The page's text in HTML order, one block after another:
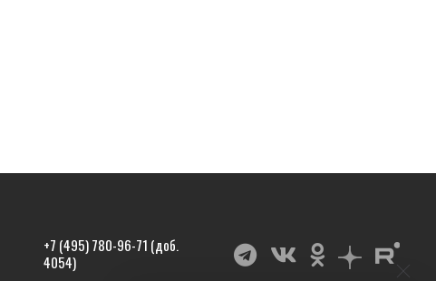
+7 (495) 780-96-71 (доб.
4054)